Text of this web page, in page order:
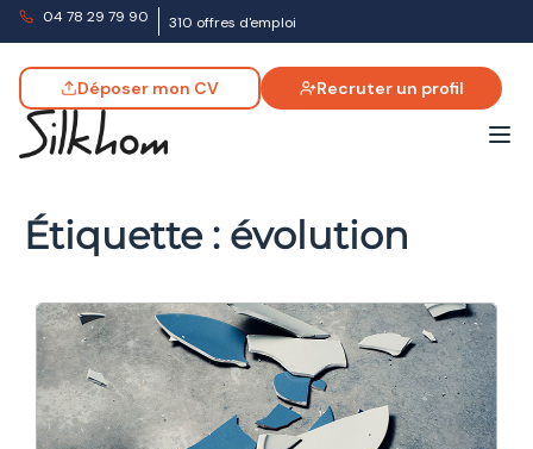
04 78 29 79 90 310 offres d'emploi
Déposer mon CV Recruter un profil
Étiquette : évolution